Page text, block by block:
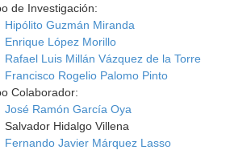
de Investigación:
Hipólito Guzmán Miranda
Enrique López Morillo
Rafael Luis Millán Vázquez de la Torre
Francisco Rogelio Palomo Pinto
Colaborador:
José Ramón García Oya
Salvador Hidalgo Villena
Fernando Javier Márquez Lasso